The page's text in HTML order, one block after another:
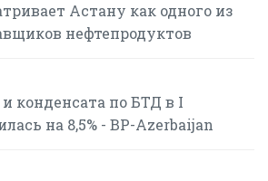
Астану как одного из
нефтепродуктов
конденсата по БТД в I
на 8,5% - BP-Azerbaijan